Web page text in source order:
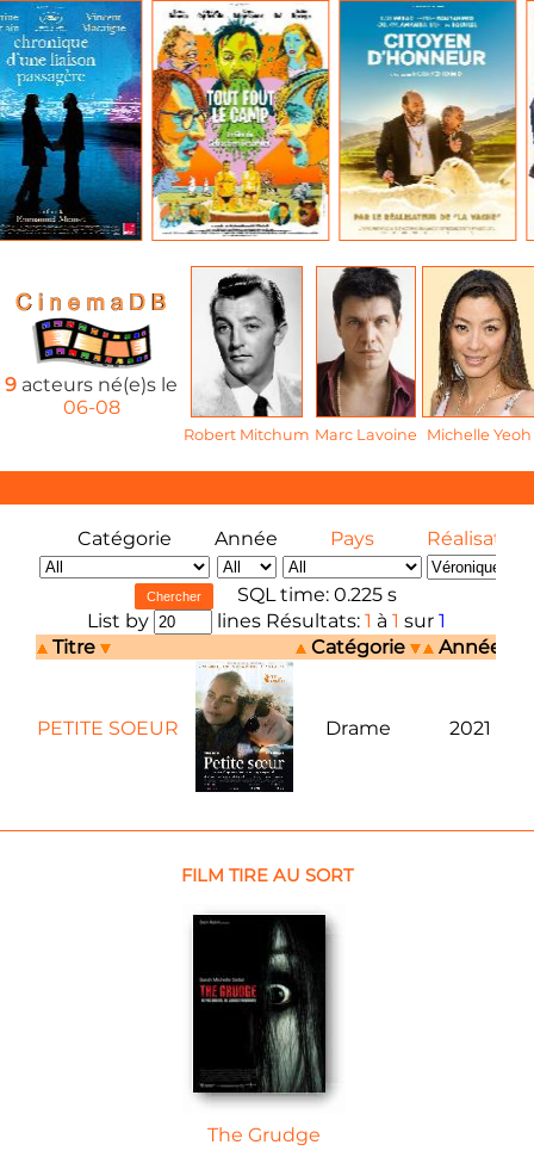
9 acteurs né(e)s le
06-08
Robert Mitchum Marc Lavoine Michelle Yeoh
Catégorie Année Pays Réalisateur
SQL time: 0.225 s
List by
lines Résultats: 1 à 1 sur 1
Titre
Catégorie Année
PETITE SOEUR Drame 2021
FILM TIRE AU SORT
The Grudge